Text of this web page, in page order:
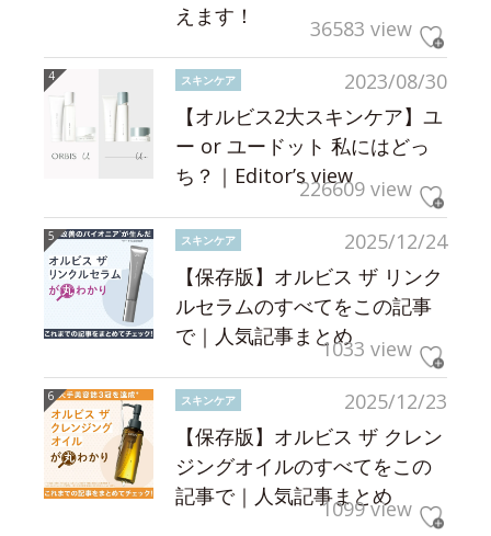
えます！
36583 view
2023/08/30
スキンケア
【オルビス2大スキンケア】ユ
ー or ユードット 私にはどっ
ち？｜Editor’s view226609 view
2025/12/24
スキンケア
【保存版】オルビス ザ リンク
ルセラムのすべてをこの記事
で｜人気記事まとめ1033 view
2025/12/23
スキンケア
【保存版】オルビス ザ クレン
ジングオイルのすべてをこの
記事で｜人気記事まとめ
1099 view